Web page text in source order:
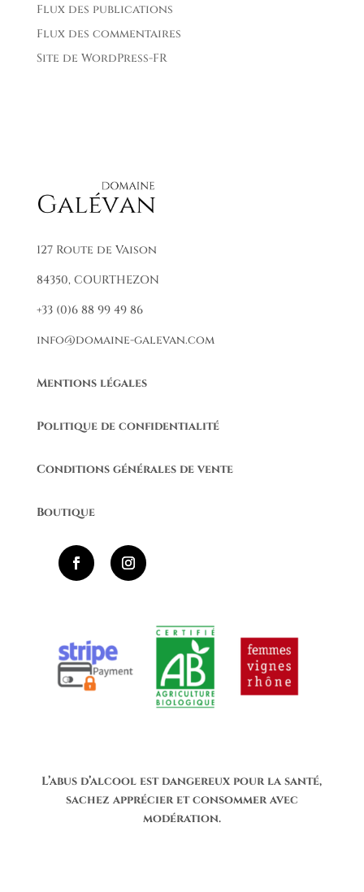
Flux des publications
Flux des commentaires
Site de WordPress-FR
127 Route de Vaison
84350, COURTHEZON
+33 (0)6 88 99 49 86
info@domaine-galevan.com
Mentions légales
Politique de confidentialité
Conditions générales de vente
Boutique
L’abus d’alcool est dangereux pour la santé,
sachez apprécier et consommer avec
modération.